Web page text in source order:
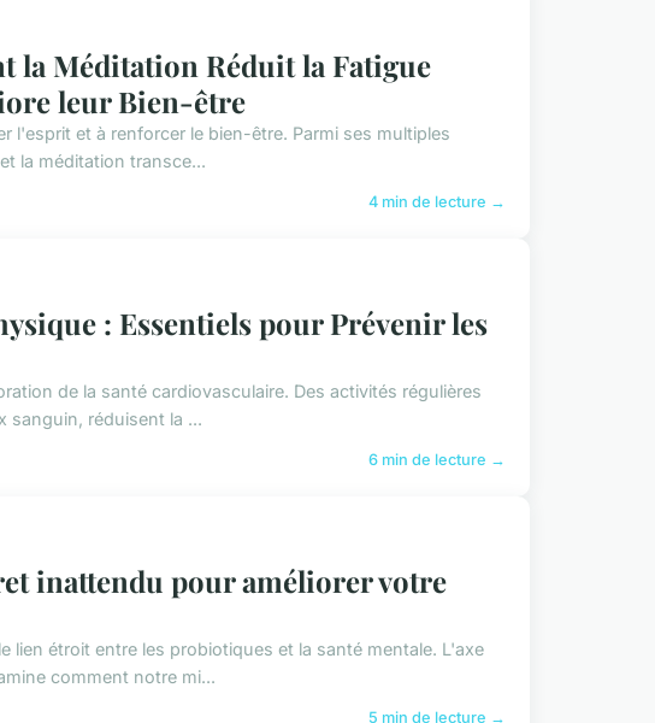
la Méditation Réduit la Fatigue
leur Bien-être
l'esprit et à renforcer le bien-être. Parmi ses multiples
la méditation transce...
4 min de lecture →
: Essentiels pour Prévenir les
de la santé cardiovasculaire. Des activités régulières
sanguin, réduisent la ...
6 min de lecture →
inattendu pour améliorer votre
lien étroit entre les probiotiques et la santé mentale. L'axe
comment notre mi...
5 min de lecture →